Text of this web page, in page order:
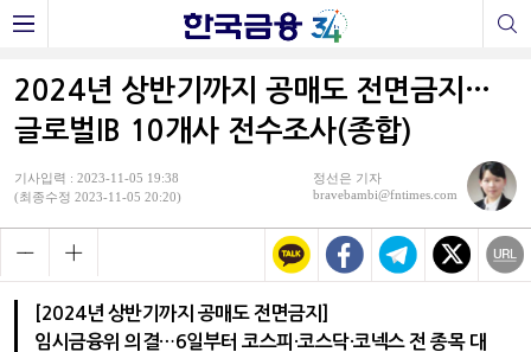
2024년 상반기까지 공매도 전면금지…
글로벌IB 10개사 전수조사(종합)
기사입력 : 2023-11-05 19:38
(최종수정 2023-11-05 20:20)
정선은 기자
bravebambi@fntimes.com
[2024년 상반기까지 공매도 전면금지]
임시금융위 의결…6일부터 코스피·코스닥·코넥스 전 종목 대